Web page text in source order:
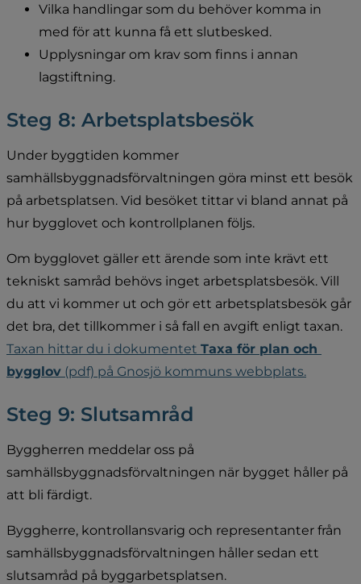
Vilka handlingar som du behöver komma in
med för att kunna få ett slutbesked.
Upplysningar om krav som finns i annan
lagstiftning.
Steg 8: Arbetsplatsbesök
Under byggtiden kommer
samhällsbyggnadsförvaltningen göra minst ett besök
på arbetsplatsen. Vid besöket tittar vi bland annat på
hur bygglovet och kontrollplanen följs.
Om bygglovet gäller ett ärende som inte krävt ett
tekniskt samråd behövs inget arbetsplatsbesök. Vill
du att vi kommer ut och gör ett arbetsplatsbesök går
Taxan hittar du i dokumentet Taxa för plan och
bygglov (pdf) på Gnosjö kommuns webbplats.
Steg 9: Slutsamråd
Byggherren meddelar oss på
samhällsbyggnadsförvaltningen när bygget håller på
att bli färdigt.
Byggherre, kontrollansvarig och representanter från
samhällsbyggnadsförvaltningen håller sedan ett
slutsamråd på byggarbetsplatsen.